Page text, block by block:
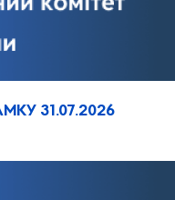
31.07.2026